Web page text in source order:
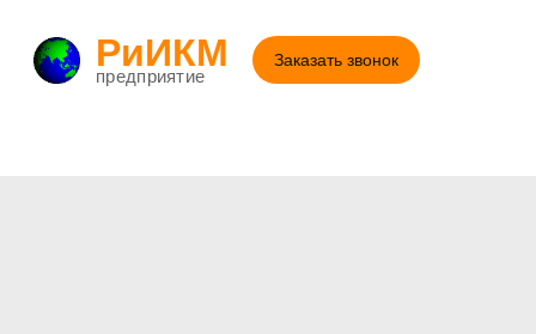
Заказать звонок
РиИКМ
предприятие